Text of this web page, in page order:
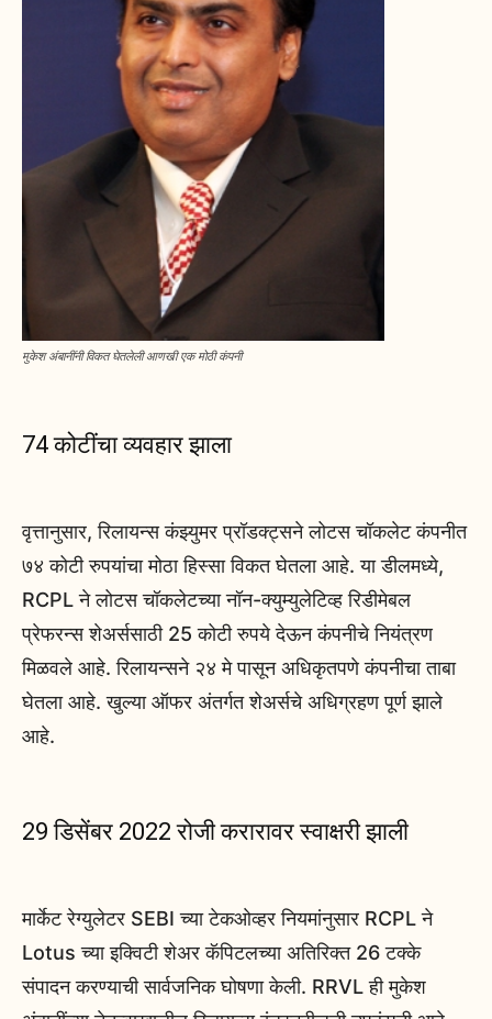
मुकेश अंबानींनी विकत घेतलेली आणखी एक मोठी कंपनी
74 कोटींचा व्यवहार झाला
वृत्तानुसार, रिलायन्स कंझ्युमर प्रॉडक्ट्सने लोटस चॉकलेट कंपनीत
७४ कोटी रुपयांचा मोठा हिस्सा विकत घेतला आहे. या डीलमध्ये,
RCPL ने लोटस चॉकलेटच्या नॉन-क्युम्युलेटिव्ह रिडीमेबल
प्रेफरन्स शेअर्ससाठी 25 कोटी रुपये देऊन कंपनीचे नियंत्रण
मिळवले आहे. रिलायन्सने २४ मे पासून अधिकृतपणे कंपनीचा ताबा
घेतला आहे. खुल्या ऑफर अंतर्गत शेअर्सचे अधिग्रहण पूर्ण झाले
आहे.
29 डिसेंबर 2022 रोजी करारावर स्वाक्षरी झाली
मार्केट रेग्युलेटर SEBI च्या टेकओव्हर नियमांनुसार RCPL ने
Lotus च्या इक्विटी शेअर कॅपिटलच्या अतिरिक्त 26 टक्के
संपादन करण्याची सार्वजनिक घोषणा केली. RRVL ही मुकेश